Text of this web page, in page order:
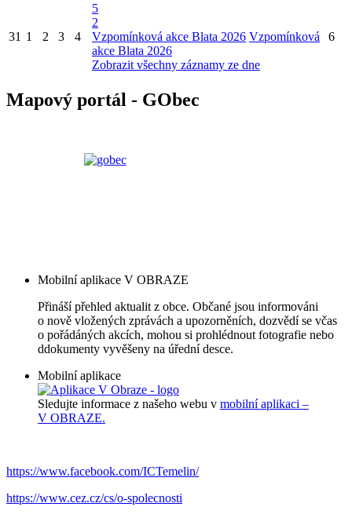
31 1 2 3 4
5
2
Vzpomínková akce Blata 2026 Vzpomínková
akce Blata 2026
Zobrazit všechny záznamy ze dne
6
Mapový portál - GObec
Mobilní aplikace V OBRAZE
Přináší přehled aktualit z obce. Občané jsou informováni
o nově vložených zprávách a upozorněních, dozvědí se včas
o pořádáných akcích, mohou si prohlédnout fotografie nebo
ddokumenty vyvěšeny na úřední desce.
Mobilní aplikace
Sledujte informace z našeho webu v mobilní aplikaci –
V OBRAZE.
https://www.facebook.com/ICTemelin/
https://www.cez.cz/cs/o-spolecnosti